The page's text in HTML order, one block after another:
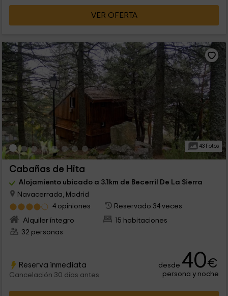
VER OFERTA
43 Fotos
Cabañas de Hita
Alojamiento ubicado a 3.1km de Becerril De La Sierra
Navacerrada, Madrid
4 opiniones
Reservado 34 veces
Alquiler íntegro
15 habitaciones
32 personas
Reserva inmediata
Cancelación 30 días antes
desde 40€
persona y noche